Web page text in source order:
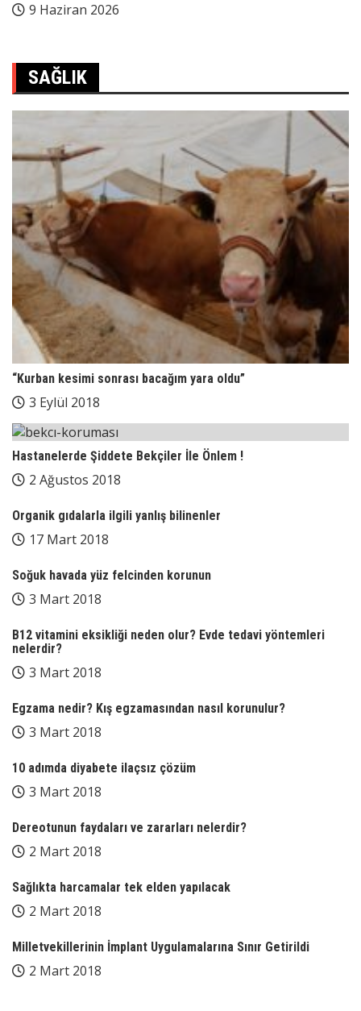
9 Haziran 2026
SAĞLIK
“Kurban kesimi sonrası bacağım yara oldu”
3 Eylül 2018
Hastanelerde Şiddete Bekçiler İle Önlem !
2 Ağustos 2018
Organik gıdalarla ilgili yanlış bilinenler
17 Mart 2018
Soğuk havada yüz felcinden korunun
3 Mart 2018
B12 vitamini eksikliği neden olur? Evde tedavi yöntemleri
nelerdir?
3 Mart 2018
Egzama nedir? Kış egzamasından nasıl korunulur?
3 Mart 2018
10 adımda diyabete ilaçsız çözüm
3 Mart 2018
Dereotunun faydaları ve zararları nelerdir?
2 Mart 2018
Sağlıkta harcamalar tek elden yapılacak
2 Mart 2018
Milletvekillerinin İmplant Uygulamalarına Sınır Getirildi
2 Mart 2018